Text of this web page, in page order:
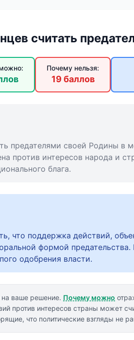
считать
Почему нельзя:
19 баллов
предателями своей Родины в
против интересов народа и
блага.
что поддержка действий,
формой
одобрения власти.
ваше решение. Почему можно
против интересов страны может
что политические взгляды не